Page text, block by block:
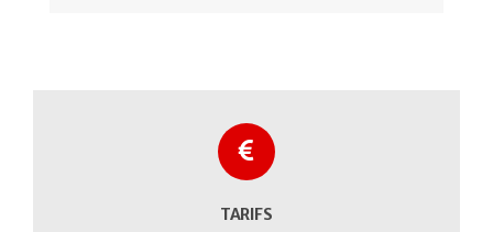
TARIFS